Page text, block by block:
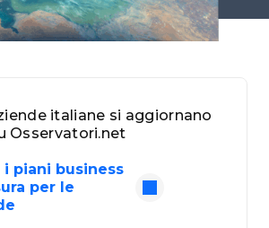
italiane si aggiornano
Osservatori.net
i piani business
per le